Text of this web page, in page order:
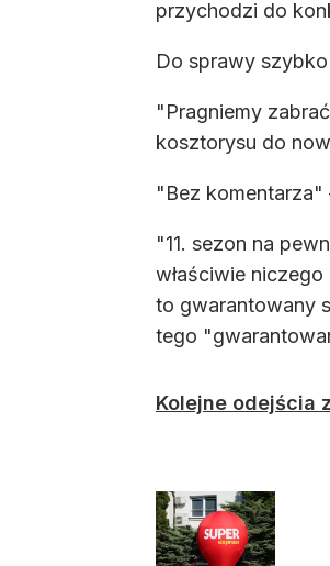
przychodzi do
Do sprawy szybko
"Pragniemy
kosztorysu do
"Bez komentarza"
"11. sezon na
właściwie
to gwarantowany
tego
Kolejne odejścia